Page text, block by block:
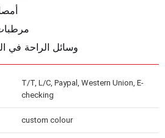
وسائل الراحة في
T/T, L/C, Paypal, Western Union, E-
checking
custom colour